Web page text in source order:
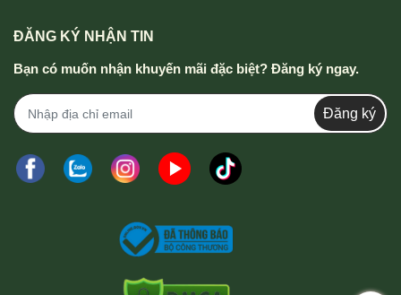
ĐĂNG KÝ NHẬN TIN
Bạn có muốn nhận khuyến mãi đặc biệt? Đăng ký ngay.
Đăng ký